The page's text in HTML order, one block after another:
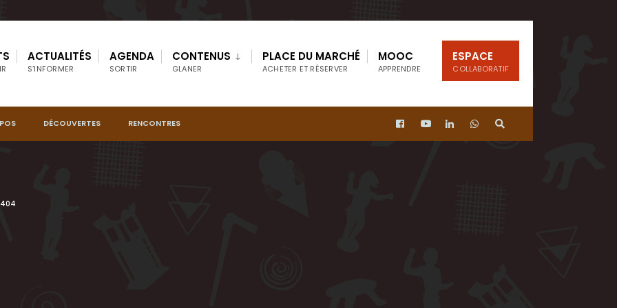
ACTUALITÉS
S’INFORMER
AGENDA
SORTIR
CONTENUS
GLANER
PLACE DU MARCHÉ
ACHETER ET RÉSERVER
ESPACE
COLLABORATIF
MOOC
APPRENDRE
DÉCOUVERTES RENCONTRES
404